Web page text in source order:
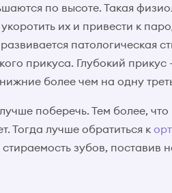
по высоте. Такая
их и привести к
патологическая
прикуса. Глубокий
более чем на одну
поберечь. Тем более,
Тогда лучше обратиться к
зубов, поставив